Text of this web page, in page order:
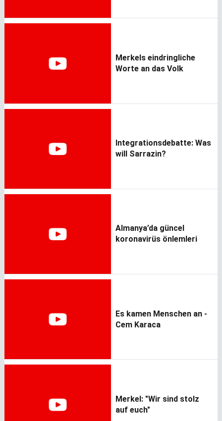
Merkels eindringliche
Worte an das Volk
Integrationsdebatte: Was
will Sarrazin?
Almanya’da güncel
koronavirüs önlemleri
Es kamen Menschen an -
Cem Karaca
Merkel: "Wir sind stolz
auf euch"